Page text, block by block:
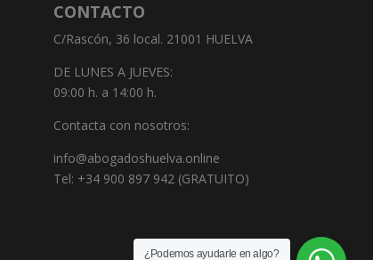
CONTACTO
C/Rascón, 36 local. 21001 HUELVA
DE LUNES A JUEVES:
09:00 h. a 14:00 h.
Contacta con nosotros:
info@abogadoshuelva.online
Tel: +34 900 897 942 (GRATUITO)
¿Podemos ayudarle en algo?